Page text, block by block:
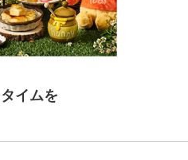
イムを